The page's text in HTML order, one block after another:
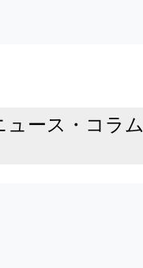
ュース・コラム